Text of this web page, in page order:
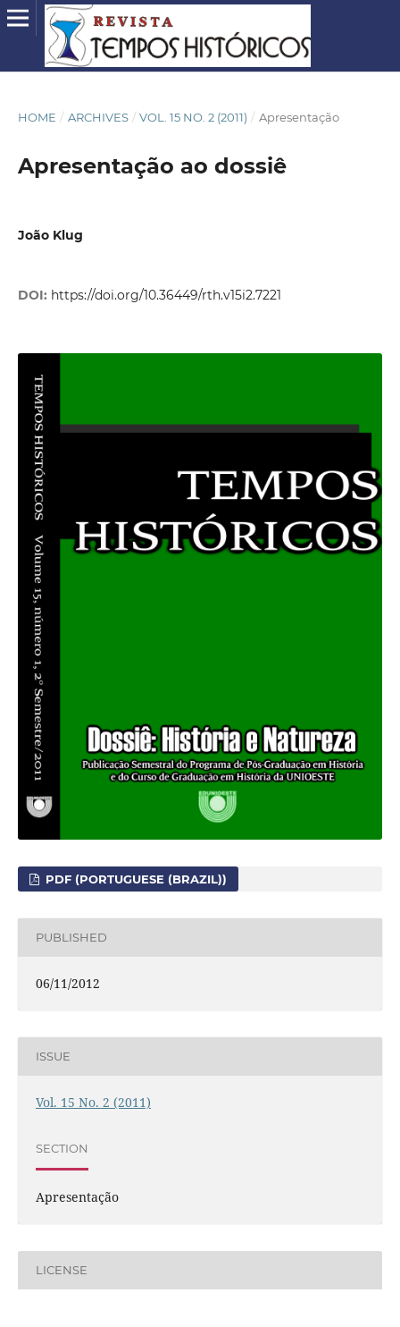
HOME / ARCHIVES / VOL. 15 NO. 2 (2011) / Apresentação
Apresentação ao dossiê
João Klug
DOI: https://doi.org/10.36449/rth.v15i2.7221
PDF (PORTUGUESE (BRAZIL))
PUBLISHED
06/11/2012
ISSUE
Vol. 15 No. 2 (2011)
SECTION
Apresentação
LICENSE